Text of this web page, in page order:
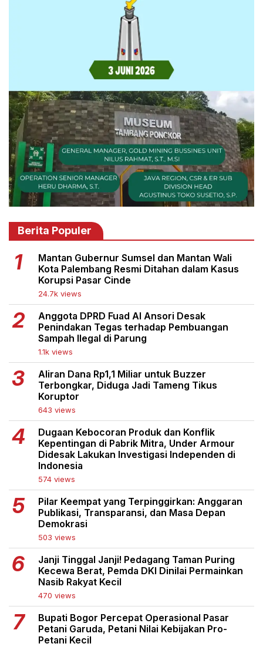
Berita Populer
Mantan Gubernur Sumsel dan Mantan Wali
Kota Palembang Resmi Ditahan dalam Kasus
Korupsi Pasar Cinde
24.7k views
Anggota DPRD Fuad Al Ansori Desak
Penindakan Tegas terhadap Pembuangan
Sampah Ilegal di Parung
1.1k views
Aliran Dana Rp1,1 Miliar untuk Buzzer
Terbongkar, Diduga Jadi Tameng Tikus
Koruptor
643 views
Dugaan Kebocoran Produk dan Konflik
Kepentingan di Pabrik Mitra, Under Armour
Didesak Lakukan Investigasi Independen di
Indonesia
574 views
Pilar Keempat yang Terpinggirkan: Anggaran
Publikasi, Transparansi, dan Masa Depan
Demokrasi
503 views
Janji Tinggal Janji! Pedagang Taman Puring
Kecewa Berat, Pemda DKI Dinilai Permainkan
Nasib Rakyat Kecil
470 views
Bupati Bogor Percepat Operasional Pasar
Petani Garuda, Petani Nilai Kebijakan Pro-
Petani Kecil